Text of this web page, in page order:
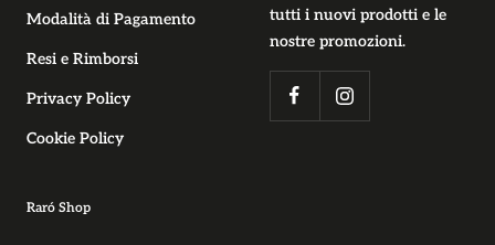
Modalità di Pagamento
Resi e Rimborsi
Privacy Policy
Cookie Policy
tutti i nuovi prodotti e le
nostre promozioni.
Raró Shop